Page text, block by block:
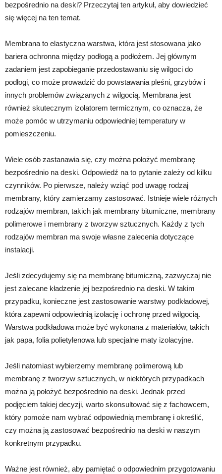
bezpośrednio na deski? Przeczytaj ten artykuł, aby dowiedzieć
się więcej na ten temat.
Membrana to elastyczna warstwa, która jest stosowana jako
bariera ochronna między podłogą a podłożem. Jej głównym
zadaniem jest zapobieganie przedostawaniu się wilgoci do
podłogi, co może prowadzić do powstawania pleśni, grzybów i
innych problemów związanych z wilgocią. Membrana jest
również skutecznym izolatorem termicznym, co oznacza, że ​​
może pomóc w utrzymaniu odpowiedniej temperatury w
pomieszczeniu.
Wiele osób zastanawia się, czy można położyć membranę
bezpośrednio na deski. Odpowiedź na to pytanie zależy od kilku
czynników. Po pierwsze, należy wziąć pod uwagę rodzaj
membrany, który zamierzamy zastosować. Istnieje wiele różnych
rodzajów membran, takich jak membrany bitumiczne, membrany
polimerowe i membrany z tworzyw sztucznych. Każdy z tych
rodzajów membran ma swoje własne zalecenia dotyczące
instalacji.
Jeśli zdecydujemy się na membranę bitumiczną, zazwyczaj nie
jest zalecane kładzenie jej bezpośrednio na deski. W takim
przypadku, konieczne jest zastosowanie warstwy podkładowej,
która zapewni odpowiednią izolację i ochronę przed wilgocią.
Warstwa podkładowa może być wykonana z materiałów, takich
jak papa, folia polietylenowa lub specjalne maty izolacyjne.
Jeśli natomiast wybierzemy membranę polimerową lub
membranę z tworzyw sztucznych, w niektórych przypadkach
można ją położyć bezpośrednio na deski. Jednak przed
podjęciem takiej decyzji, warto skonsultować się z fachowcem,
który pomoże nam wybrać odpowiednią membranę i określić,
czy można ją zastosować bezpośrednio na deski w naszym
konkretnym przypadku.
Ważne jest również, aby pamiętać o odpowiednim przygotowaniu